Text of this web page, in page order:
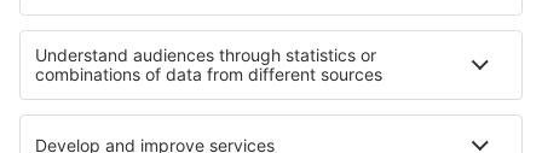
Hotel in Northern Ireland Hotel sulla Riviera inglese
Hotel a Great Yarmouth Hotel a West Bohemian spa triangle
Hotel a Kladske borderlands